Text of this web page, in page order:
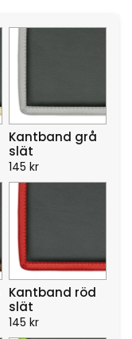
Kantband grå
slät
145 kr
Kantband röd
slät
145 kr